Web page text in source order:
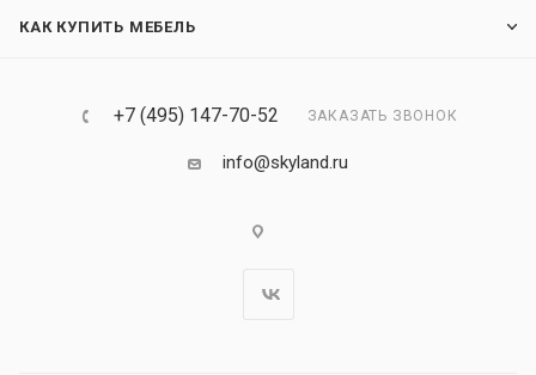
КАК КУПИТЬ МЕБЕЛЬ
+7 (495) 147-70-52 ЗАКАЗАТЬ ЗВОНОК
info@skyland.ru